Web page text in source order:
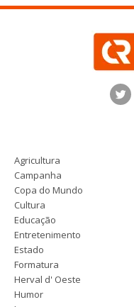
Agricultura
Campanha
Copa do Mundo
Cultura
Educação
Entretenimento
Estado
Formatura
Herval d' Oeste
Humor